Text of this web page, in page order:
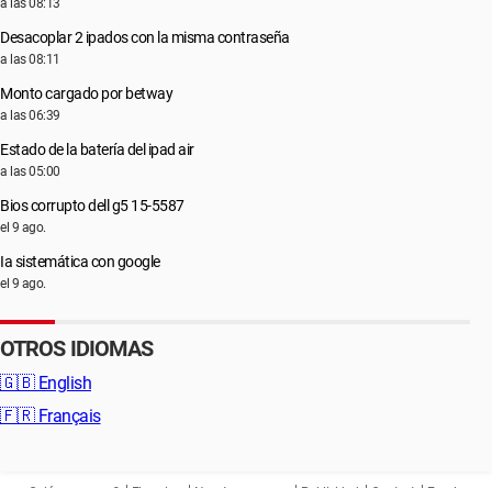
a las 08:13
Desacoplar 2 ipados con la misma contraseña
a las 08:11
Monto cargado por betway
a las 06:39
Estado de la batería del ipad air
a las 05:00
Bios corrupto dell g5 15-5587
el 9 ago.
Ia sistemática con google
el 9 ago.
OTROS IDIOMAS
🇬🇧 English
🇫🇷 Français